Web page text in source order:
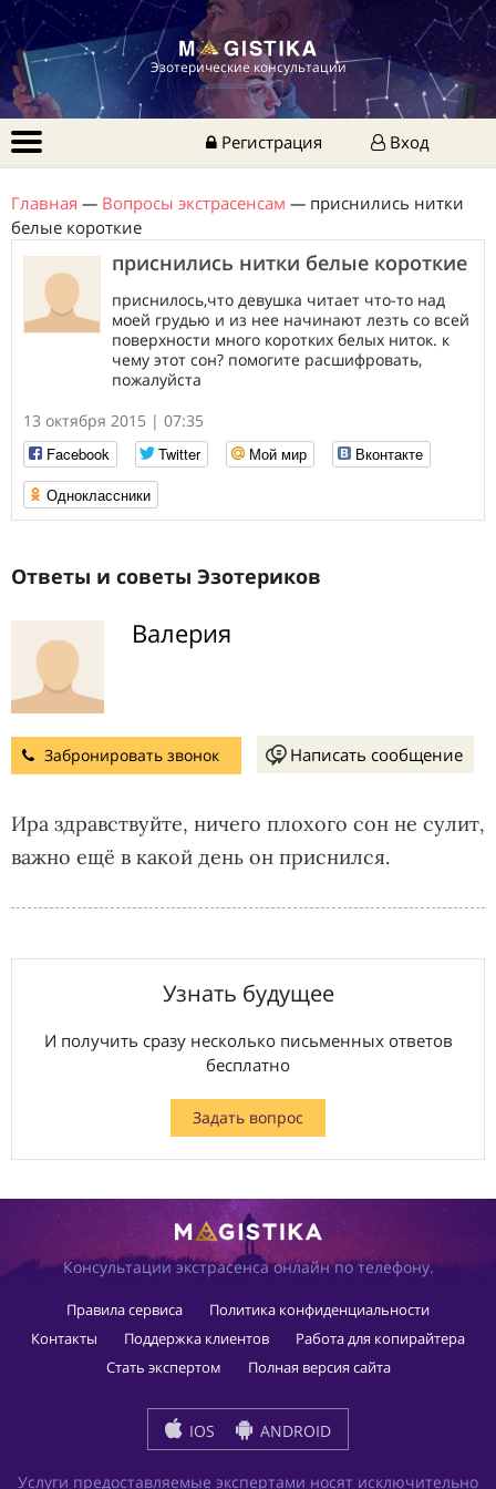
Эзотерические консультации
Регистрация Вход
Главная — Вопросы экстрасенсам — приснились нитки
белые короткие
приснились нитки белые короткие
приснилось,что девушка читает что-то над
моей грудью и из нее начинают лезть со всей
поверхности много коротких белых ниток. к
чему этот сон? помогите расшифровать,
пожалуйста
13 октября 2015 | 07:35
Facebook
Twitter Мой мир
Вконтакте
Одноклассники
Ответы и советы Эзотериков
Валерия
Забронировать звонок Написать сообщение
Ира здравствуйте, ничего плохого сон не сулит,
важно ещё в какой день он приснился.
Узнать будущее
И получить сразу несколько письменных ответов
бесплатно
Задать вопрос
Консультации экстрасенса онлайн по телефону.
Правила сервиса
Политика конфиденциальности
Контакты
Поддержка клиентов
Работа для копирайтера
Стать экспертом
Полная версия сайта
IOS ANDROID
Услуги предоставляемые экспертами носят исключительно